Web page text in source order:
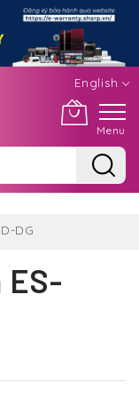
English
Menu
DG
ES-